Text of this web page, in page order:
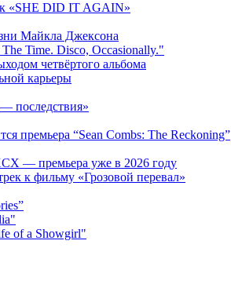
«SHE DID IT AGAIN»
Майкла Джексона
Time. Disco, Occasionally."
четвёртого альбома
карьеры
последствия»
премьера “Sean Combs: The Reckoning”
— премьера уже в 2026 году
к фильму «Грозовой перевал»
of a Showgirl"